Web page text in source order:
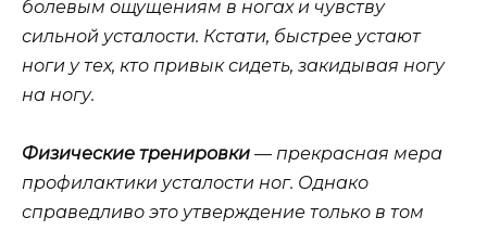
болевым ощущениям в ногах и чувству
сильной усталости. Кстати, быстрее устают
ноги у тех, кто привык сидеть, закидывая ногу
на ногу.
Физические тренировки — прекрасная мера
профилактики усталости ног. Однако
справедливо это утверждение только в том